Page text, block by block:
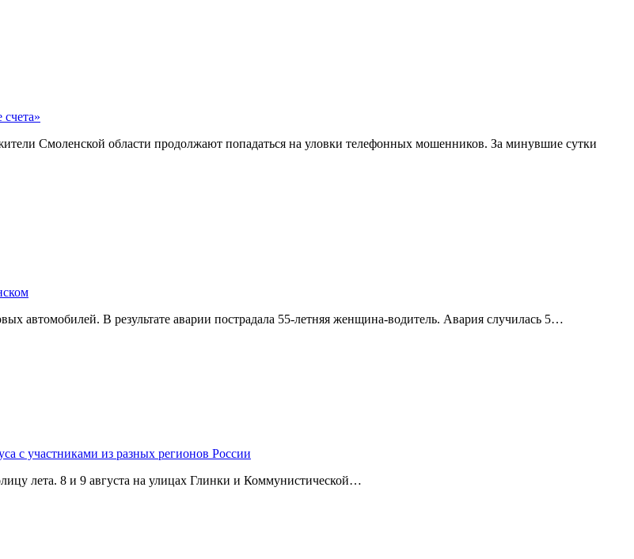
Смоленской области продолжают попадаться на уловки телефонных мошенников. За минувшие сутки
автомобилей. В результате аварии пострадала 55-летняя женщина-водитель. Авария случилась 5…
с участниками из разных регионов России
лета. 8 и 9 августа на улицах Глинки и Коммунистической…